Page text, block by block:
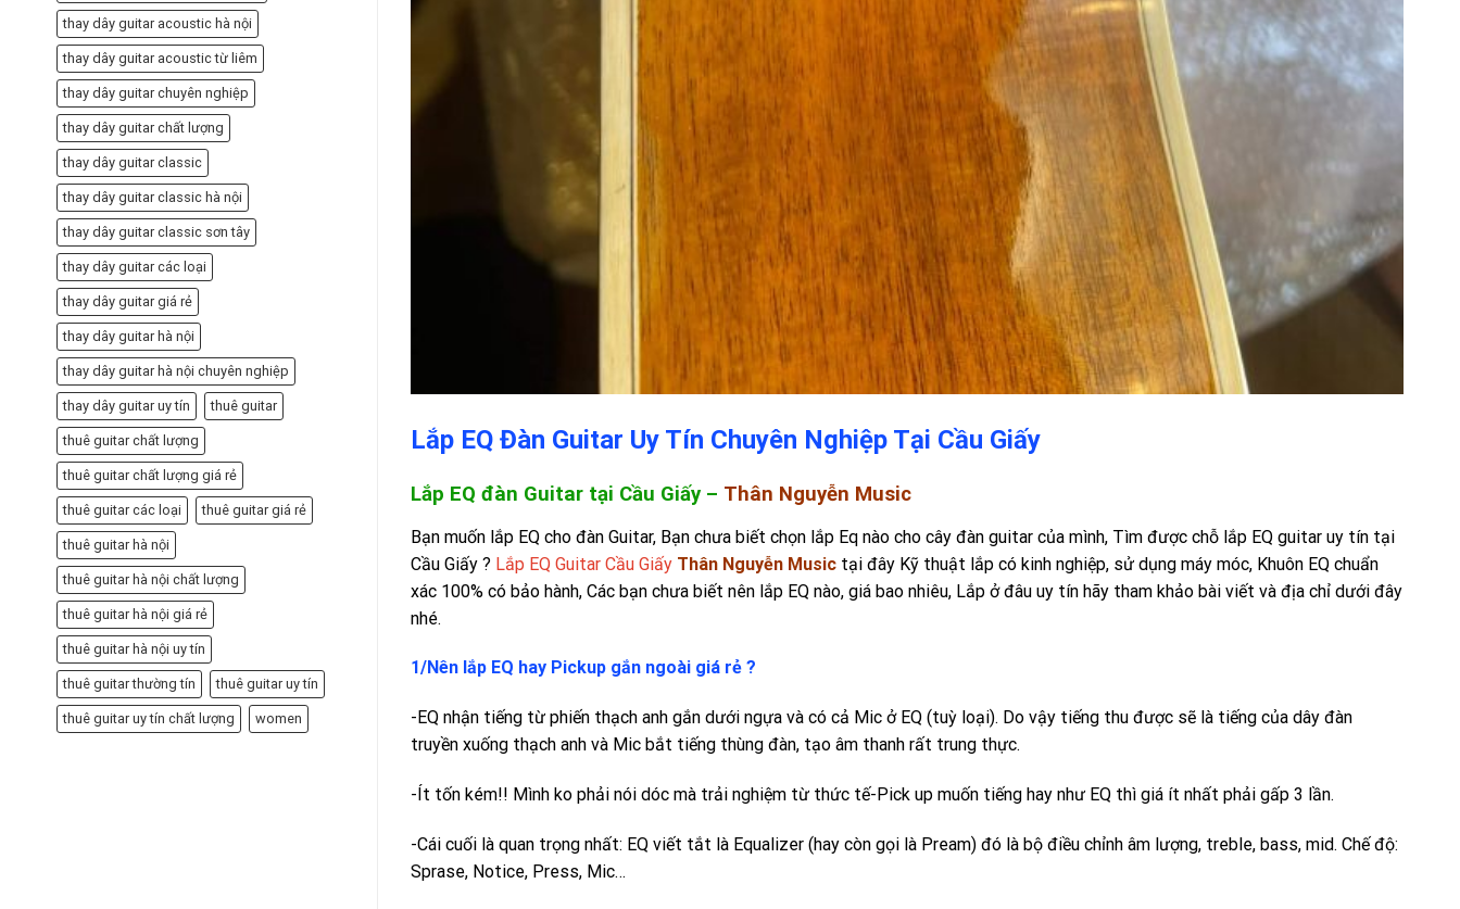
thay dây guitar acoustic hà nội
thay dây guitar acoustic từ liêm
thay dây guitar chuyên nghiệp
thay dây guitar chất lượng
thay dây guitar classic
thay dây guitar classic hà nội
thay dây guitar classic sơn tây
thay dây guitar các loại
thay dây guitar giá rẻ
thay dây guitar hà nội
thay dây guitar hà nội chuyên nghiệp
thay dây guitar uy tín thuê guitar
thuê guitar chất lượng
thuê guitar chất lượng giá rẻ
thuê guitar các loại thuê guitar giá rẻ
thuê guitar hà nội
thuê guitar hà nội chất lượng
thuê guitar hà nội giá rẻ
thuê guitar hà nội uy tín
thuê guitar thường tín thuê guitar uy tín
thuê guitar uy tín chất lượng women
Lắp EQ Đàn Guitar Uy Tín Chuyên Nghiệp Tại Cầu Giấy
Lắp EQ đàn Guitar tại Cầu Giấy – Thân Nguyễn Music
Bạn muốn lắp EQ cho đàn Guitar, Bạn chưa biết chọn lắp Eq nào cho cây đàn guitar của mình, Tìm được chỗ lắp EQ guitar uy tín tại
Cầu Giấy ? Lắp EQ Guitar Cầu Giấy Thân Nguyễn Music tại đây Kỹ thuật lắp có kinh nghiệp, sử dụng máy móc, Khuôn EQ chuẩn
xác 100% có bảo hành, Các bạn chưa biết nên lắp EQ nào, giá bao nhiêu, Lắp ở đâu uy tín hãy tham khảo bài viết và địa chỉ dưới đây
nhé.
1/Nên lắp EQ hay Pickup gắn ngoài giá rẻ ?
-EQ nhận tiếng từ phiến thạch anh gắn dưới ngựa và có cả Mic ở EQ (tuỳ loại). Do vậy tiếng thu được sẽ là tiếng của dây đàn
truyền xuống thạch anh và Mic bắt tiếng thùng đàn, tạo âm thanh rất trung thực.
-Ít tốn kém!! Mình ko phải nói dóc mà trải nghiệm từ thức tế-Pick up muốn tiếng hay như EQ thì giá ít nhất phải gấp 3 lần.
-Cái cuối là quan trọng nhất: EQ viết tắt là Equalizer (hay còn gọi là Pream) đó là bộ điều chỉnh âm lượng, treble, bass, mid. Chế độ:
Sprase, Notice, Press, Mic…